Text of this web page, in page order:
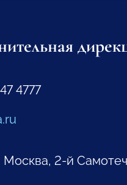
4777
Москва, 2-й